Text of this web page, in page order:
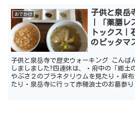
おでかけ
子供と泉岳
｜「薬膳レ
トックス｜
のピッタマ
子供と泉岳寺で歴史ウォーキング こんば
しましました?四連休は、・府中の「郷土
やぶさ２のプラネタリウムを見たり・麻
たり・泉岳寺に行って赤穂浪士のお墓参